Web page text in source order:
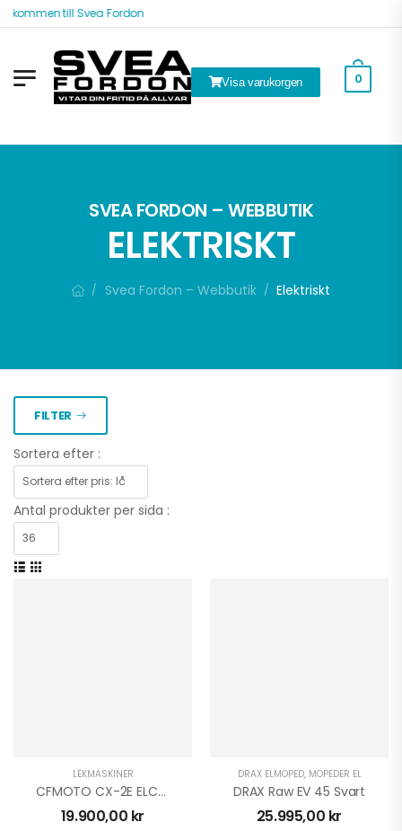
till Svea Fordon
Visa varukorgen 0
SVEA FORDON – WEBBUTIK
ELEKTRISKT
/ Svea Fordon – Webbutik / Elektriskt
FILTER
Sortera efter :
Antal produkter per sida :
LEKMASKINER
CFMOTO CX-2E ELCROSS
19.900,00 kr
DRAX ELMOPED, MOPEDER EL
DRAX Raw EV 45 Svart
25.995,00 kr